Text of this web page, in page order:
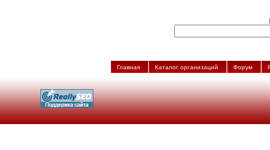
Главная Каталог организаций Форум